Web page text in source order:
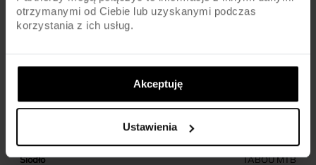
otrzymanymi od Ciebie lub uzyskanymi podczas
korzystania z ich usług.
Akceptuję
Ustawienia
(22/24)
Siodło TABOU MTB